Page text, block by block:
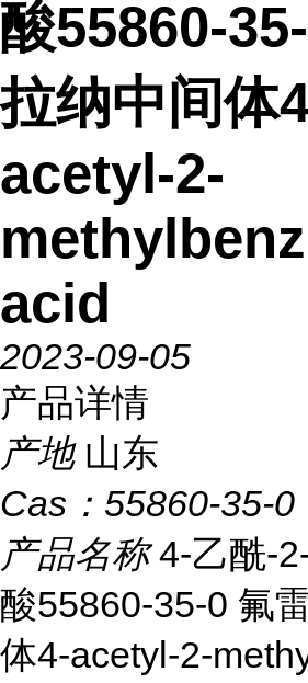
酸55860-
拉纳中间体
acetyl-2-
acid
2023-09-05
产品详情
产地 山东
Cas： 55860-35-0
产品名称4-乙酰-
酸55860-35-0 氟
体4-acetyl-2-